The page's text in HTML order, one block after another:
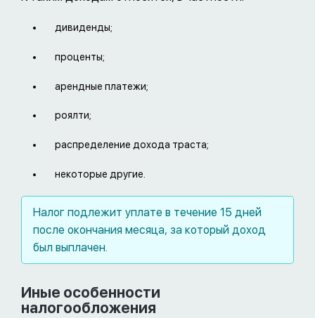
дивиденды;
проценты;
арендные платежи;
роялти;
распределение дохода траста;
некоторые другие.
Налог подлежит уплате в течение 15 дней
после окончания месяца, за который доход
был выплачен.
Иные особенности
налогообложения